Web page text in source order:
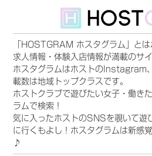
「HOSTGRAM ホスタグラム」とは
求人情報・体験入店情報が満載のサイ
ホスタグラムはホストの
載数は地域トップクラスです。
ホストクラブで遊びたい女子・働き
ラムで検索！
気に入ったホストのSNSを覗いて遊
に行くもよし！ホスタグラムは新感
♪